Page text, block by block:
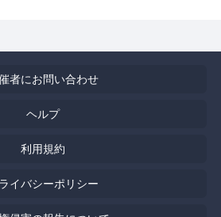
者にお問い合わせ
ヘルプ
利用規約
イバシーポリシー